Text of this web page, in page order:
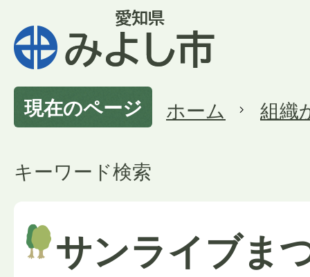
現在のページ ホーム 組織
キーワード検索
サンライブま